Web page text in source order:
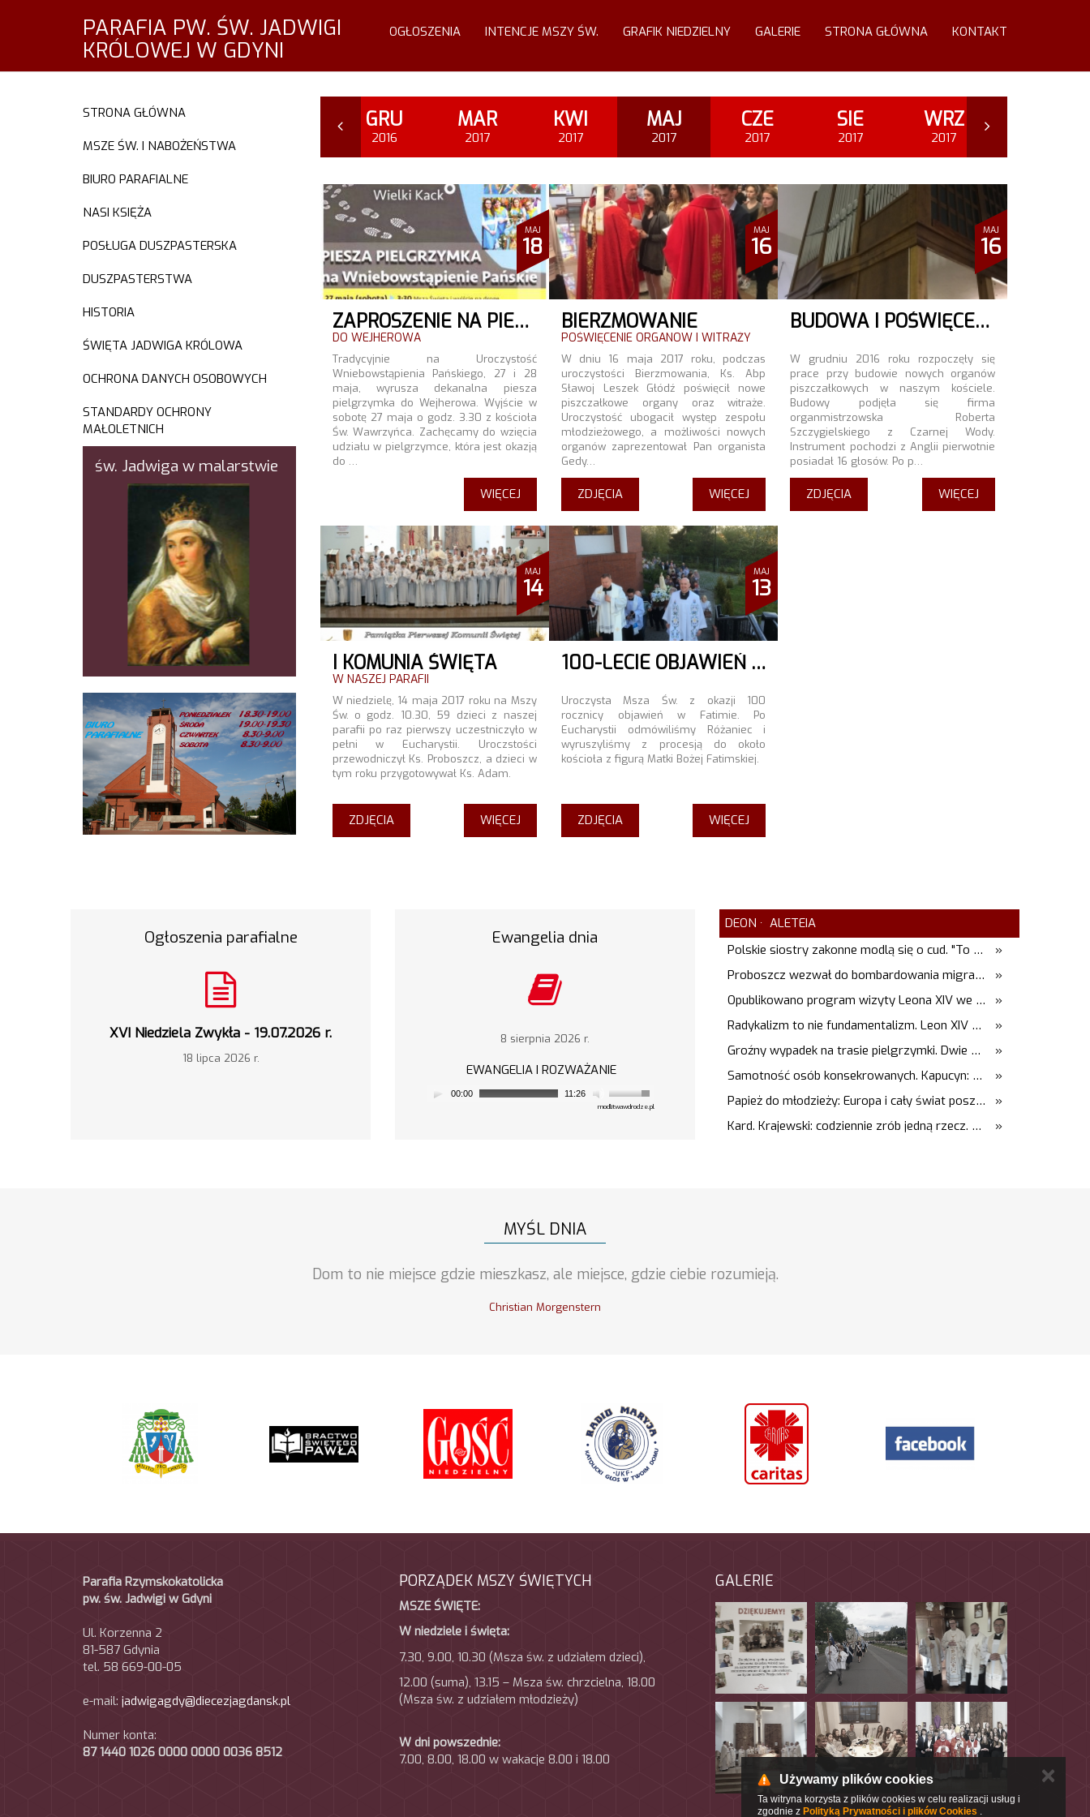
PARAFIA PW. ŚW. JADWIGI
KRÓLOWEJ W GDYNI
OGŁOSZENIA INTENCJE MSZY ŚW. GRAFIK NIEDZIELNY GALERIE STRONA GŁÓWNA KONTAKT
STRONA GŁÓWNA
MSZE ŚW. I NABOŻEŃSTWA
BIURO PARAFIALNE
NASI KSIĘŻA
POSŁUGA DUSZPASTERSKA
DUSZPASTERSTWA
HISTORIA
ŚWIĘTA JADWIGA KRÓLOWA
OCHRONA DANYCH OSOBOWYCH
STANDARDY OCHRONY
MAŁOLETNICH
św. Jadwiga w malarstwie
GRU
2015
STY
2016
GRU
2016
MAR
2017
KWI
2017
MAJ
2017
CZE
2017
SIE
2017
WRZ
2017
MAJ
18
ZAPROSZENIE NA PIELGRZYMKĘ
DO WEJHEROWA
Tradycyjnie na Uroczystość
Wniebowstąpienia Pańskiego, 27 i 28
maja, wyrusza dekanalna piesza
pielgrzymka do Wejherowa. Wyjście w
sobotę 27 maja o godz. 3.30 z kościoła
Św. Wawrzyńca. Zachęcamy do wzięcia
udziału w pielgrzymce, która jest okazją
do …
WIĘCEJ
MAJ
16
BIERZMOWANIE
POŚWIĘCENIE ORGANÓW I WITRAŻY
W dniu 16 maja 2017 roku, podczas
uroczystości Bierzmowania, Ks. Abp
Sławoj Leszek Głódź poświęcił nowe
piszczałkowe organy oraz witraże.
Uroczystość ubogacił występ zespołu
młodzieżowego, a możliwości nowych
organów zaprezentował Pan organista
Gedy…
WIĘCEJ
ZDJĘCIA
MAJ
16
BUDOWA I POŚWIĘCENIE ORGANÓW
W grudniu 2016 roku rozpoczęły się
prace przy budowie nowych organów
piszczałkowych w naszym kościele.
Budowy podjęła się firma
organmistrzowska Roberta
Szczygielskiego z Czarnej Wody.
Instrument pochodzi z Anglii pierwotnie
posiadał 16 głosów. Po p…
WIĘCEJ
ZDJĘCIA
MAJ
14
I KOMUNIA ŚWIĘTA
W NASZEJ PARAFII
W niedzielę, 14 maja 2017 roku na Mszy
Św. o godz. 10.30, 59 dzieci z naszej
parafii po raz pierwszy uczestniczyło w
pełni w Eucharystii. Uroczstości
przewodniczył Ks. Proboszcz, a dzieci w
tym roku przygotowywał Ks. Adam.
WIĘCEJ
ZDJĘCIA
MAJ
13
100-LECIE OBJAWIEŃ W FATIMIE
Uroczysta Msza Św. z okazji 100
rocznicy objawień w Fatimie. Po
Eucharystii odmówiliśmy Różaniec i
wyruszyliśmy z procesją do około
kościoła z figurą Matki Bożej Fatimskiej.
WIĘCEJ
ZDJĘCIA
Ogłoszenia parafialne
XVI Niedziela Zwykła - 19.07.2026 r.
18 lipca 2026 r.
Ewangelia dnia
8 sierpnia 2026 r.
EWANGELIA I ROZWAŻANIE
00:00 11:26
modlitwawdrodze.pl
DEON
ALETEIA
»
Polskie siostry zakonne modlą się o cud. "To będzie pieczęć Pana Boga dla naszej wiary"
»
Proboszcz wezwał do bombardowania migrantów. "Masowy ogień przeciwko najeźdźcom!"
»
Opublikowano program wizyty Leona XIV we Francji
»
Radykalizm to nie fundamentalizm. Leon XIV w Asyżu
»
Groźny wypadek na trasie pielgrzymki. Dwie osoby trafiły do szpitala
»
Samotność osób konsekrowanych. Kapucyn: Życie w pojedynkę rzadko jest sielanką
»
Papież do młodzieży: Europa i cały świat poszukują pośród was nowych świętych
»
Kard. Krajewski: codziennie zrób jedną rzecz. Zobaczysz, co stanie się z twoim życiem
MYŚL DNIA
Dom to nie miejsce gdzie mieszkasz, ale miejsce, gdzie ciebie rozumieją.
Christian Morgenstern
Parafia Rzymskokatolicka
pw. św. Jadwigi w Gdyni
Ul. Korzenna 2
81-587 Gdynia
tel. 58 669-00-05
e-mail: jadwigagdy@diecezjagdansk.pl
Numer konta:
87 1440 1026 0000 0000 0036 8512
PORZĄDEK MSZY ŚWIĘTYCH
MSZE ŚWIĘTE:
W niedziele i święta:
7.30, 9.00, 10.30 (Msza św. z udziałem dzieci),
12.00 (suma), 13.15 – Msza św. chrzcielna, 18.00
(Msza św. z udziałem młodzieży)
W dni powszednie:
7.00, 8.00, 18.00 w wakacje 8.00 i 18.00
GALERIE
Używamy plików cookies
Ta witryna korzysta z plików cookies w celu realizacji usług i
zgodnie z Polityką Prywatności i plików Cookies .
✕